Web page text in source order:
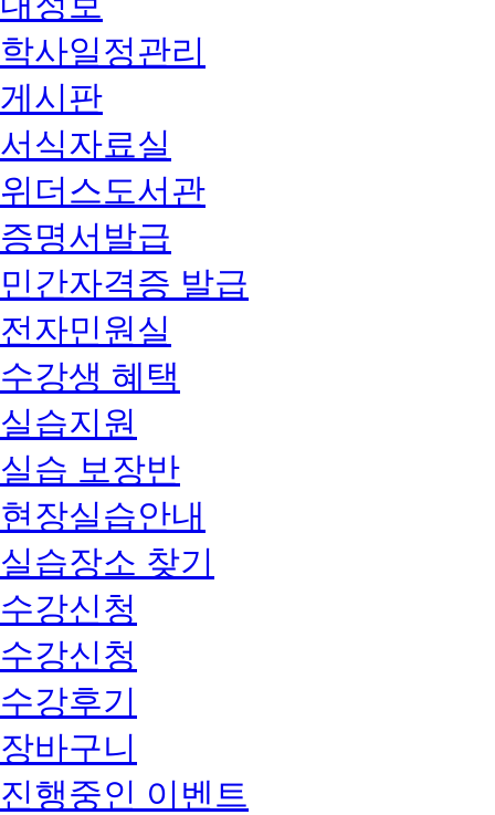
학사일정관리
게시판
서식자료실
위더스도서관
증명서발급
민간자격증 발급
전자민원실
수강생 혜택
실습지원
실습 보장반
현장실습안내
실습장소 찾기
수강신청
수강신청
수강후기
장바구니
진행중인 이벤트